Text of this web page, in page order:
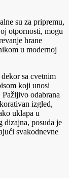
su za pripremu,
otpornosti, mogu
hrane
u modernoj
sa cvetnim
koji unosi
odabrana
izgled,
uklapa u
dizajna, posuda je
svakodnevne